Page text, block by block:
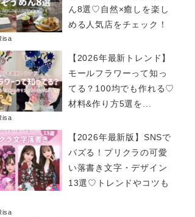
ん8選♡自然×癒しを楽し
める人気店をチェック！
【2026年最新トレンド】
モールフラワーって知っ
てる？100均でも作れる♡
材料&作り方5選を...
【2026年最新版】SNSで
バズる！プリクラの可愛
い落書き文字・デザイン
13選♡トレンドやコツも